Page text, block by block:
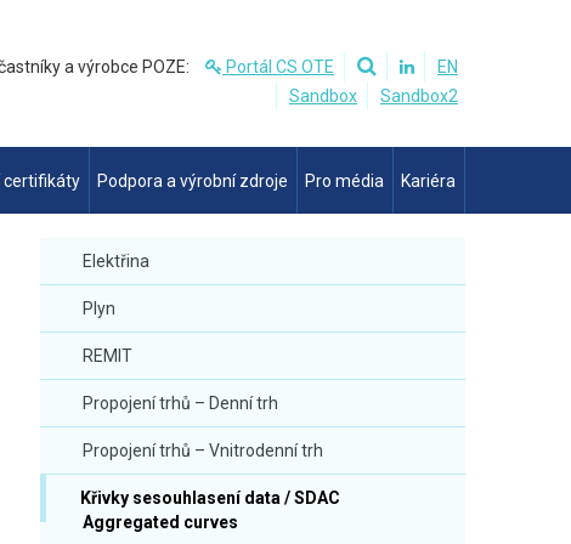
a výrobce POZE: Portál CS OTE
EN
Sandbox
Sandbox2
certifikáty Podpora a výrobní zdroje Pro média Kariéra
Elektřina
Plyn
REMIT
Propojení trhů – Denní trh
Propojení trhů – Vnitrodenní trh
Křivky sesouhlasení data / SDAC
Aggregated curves